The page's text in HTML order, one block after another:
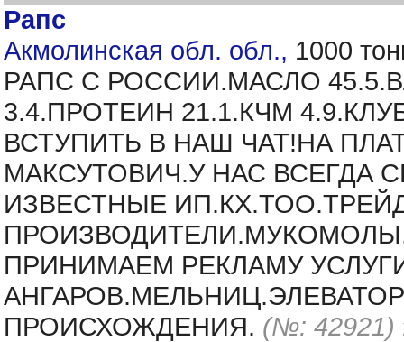
Рапс
Акмолинская обл. обл., 1000
РАПС С РОССИИ.МАСЛО
3.4.ПРОТЕИН 21.1.КЧМ
ВСТУПИТЬ В НАШ ЧАТ!НА
МАКСУТОВИЧ.У НАС
ИЗВЕСТНЫЕ
ПРИНИМАЕМ РЕКЛАМУ
ПРОИСХОЖДЕНИЯ. (№: 42921)